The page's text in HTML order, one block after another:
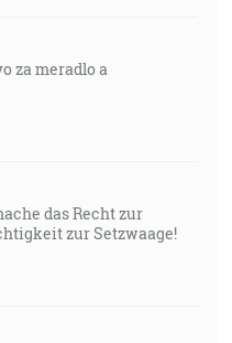
za meradlo a
das Recht zur
zur Setzwaage!